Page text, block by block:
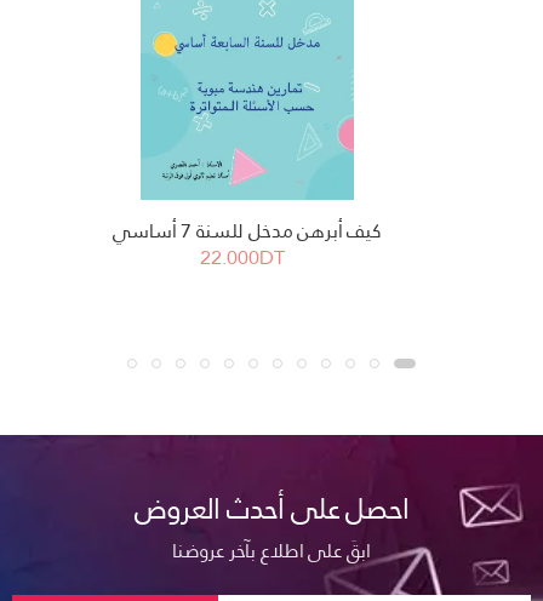
كيف أبرهن مدخل للسنة 7 أساسي
22.000DT
احصل على أحدث العروض
ابقَ على اطلاع بآخر عروضنا